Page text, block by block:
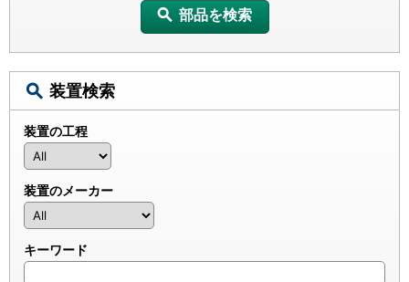
部品を検索
装置検索
装置の工程
装置のメーカー
キーワード